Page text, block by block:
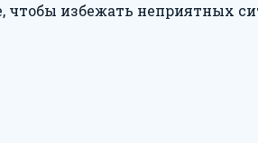
чтобы избежать неприятных